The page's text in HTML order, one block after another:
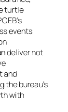
turtle
events
deliver not
and
the bureau’s
with